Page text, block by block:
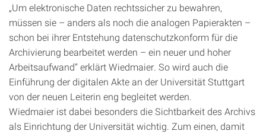
„Um elektronische Daten rechtssicher zu bewahren,
müssen sie – anders als noch die analogen Papierakten –
schon bei ihrer Entstehung datenschutzkonform für die
Archivierung bearbeitet werden – ein neuer und hoher
Arbeitsaufwand“ erklärt Wiedmaier. So wird auch die
Einführung der digitalen Akte an der Universität Stuttgart
von der neuen Leiterin eng begleitet werden.
Wiedmaier ist dabei besonders die Sichtbarkeit des Archivs
als Einrichtung der Universität wichtig. Zum einen, damit